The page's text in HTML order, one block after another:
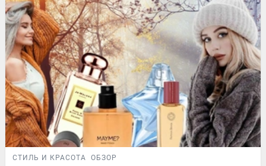
СТИЛЬ И КРАСОТА ОБЗОР